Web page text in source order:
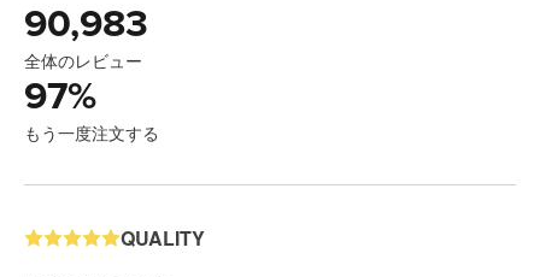
90,983
全体のレビュー
97%
もう一度注文する
QUALITY